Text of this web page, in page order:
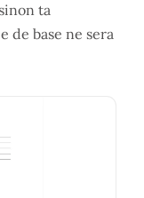
ta
de base ne sera